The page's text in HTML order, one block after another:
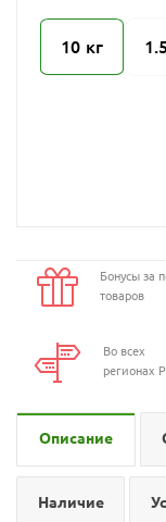
10 кг
Бонусы за
товаров
Во всех
регионах
Описание
Наличие